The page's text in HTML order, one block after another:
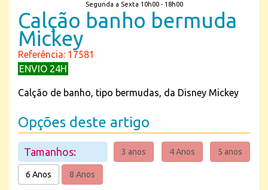
Segunda a Sexta 10h00 - 18h00
Calção banho bermuda
Mickey
Referência: 17581
ENVIO 24H
Calção de banho, tipo bermudas, da Disney Mickey
Opções deste artigo
Tamanhos: 3 anos 4 Anos 5 anos
6 Anos 8 Anos